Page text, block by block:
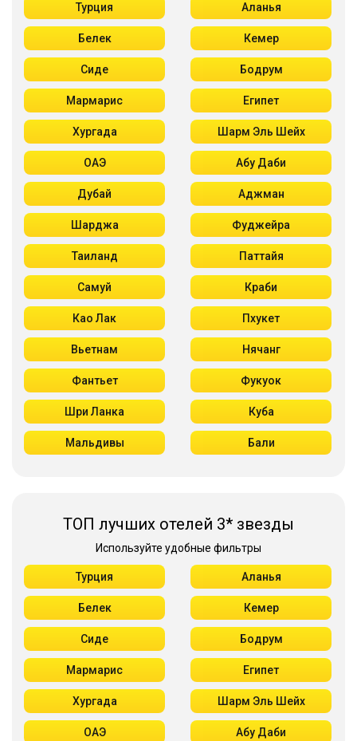
Турция Аланья
Белек Кемер
Сиде Бодрум
Мармарис Египет
Хургада Шарм Эль Шейх
ОАЭ Абу Даби
Дубай Аджман
Шарджа Фуджейра
Таиланд Паттайя
Самуй Краби
Као Лак Пхукет
Вьетнам Нячанг
Фантьет Фукуок
Шри Ланка Куба
Мальдивы Бали
ТОП лучших отелей 3* звезды
Используйте удобные фильтры
Турция Аланья
Белек Кемер
Сиде Бодрум
Мармарис Египет
Хургада Шарм Эль Шейх
ОАЭ Абу Даби